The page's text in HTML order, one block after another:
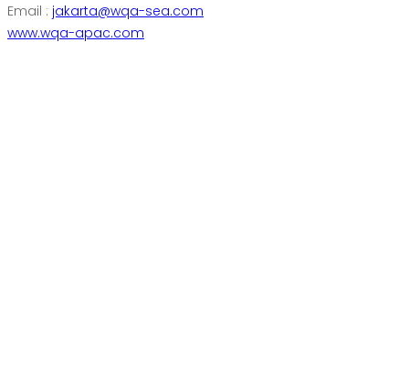
Email : jakarta@wqa-sea.com
www.wqa-apac.com